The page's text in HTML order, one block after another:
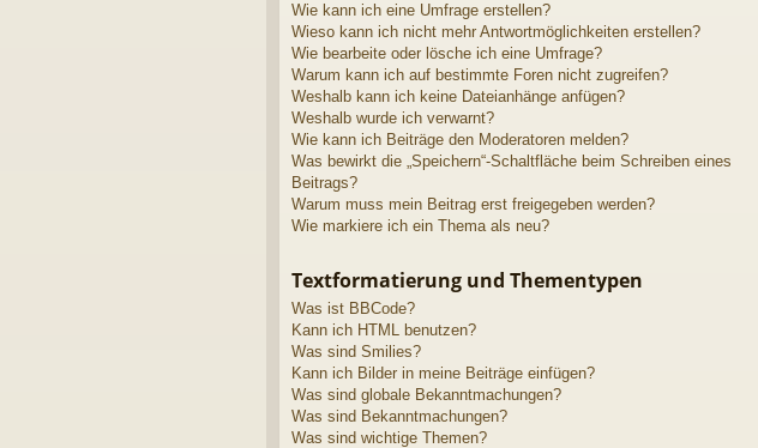
Wie kann ich eine Umfrage erstellen?
Wieso kann ich nicht mehr Antwortmöglichkeiten erstellen?
Wie bearbeite oder lösche ich eine Umfrage?
Warum kann ich auf bestimmte Foren nicht zugreifen?
Weshalb kann ich keine Dateianhänge anfügen?
Weshalb wurde ich verwarnt?
Wie kann ich Beiträge den Moderatoren melden?
Was bewirkt die „Speichern“-Schaltfläche beim Schreiben eines
Beitrags?
Warum muss mein Beitrag erst freigegeben werden?
Wie markiere ich ein Thema als neu?
Textformatierung und Thementypen
Was ist BBCode?
Kann ich HTML benutzen?
Was sind Smilies?
Kann ich Bilder in meine Beiträge einfügen?
Was sind globale Bekanntmachungen?
Was sind Bekanntmachungen?
Was sind wichtige Themen?